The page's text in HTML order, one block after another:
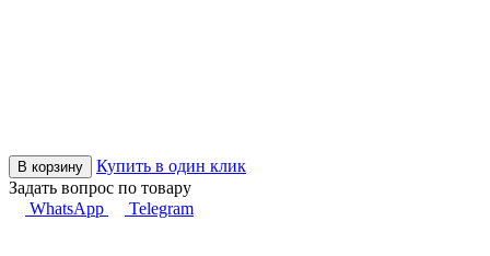
В корзину
Купить в один клик
Задать вопрос по товару
WhatsApp
Telegram